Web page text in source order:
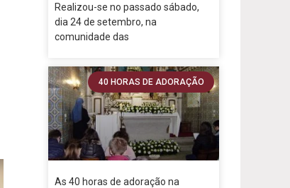
Realizou-se no passado sábado,
dia 24 de setembro, na
comunidade das
40 HORAS DE ADORAÇÃO
As 40 horas de adoração na